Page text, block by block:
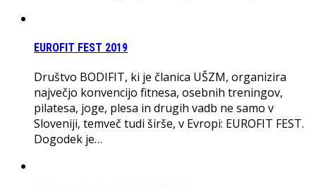
EUROFIT FEST 2019
Društvo BODIFIT, ki je članica UŠZM, organizira
največjo konvencijo fitnesa, osebnih treningov,
pilatesa, joge, plesa in drugih vadb ne samo v
Sloveniji, temveč tudi širše, v Evropi: EUROFIT FEST.
Dogodek je…